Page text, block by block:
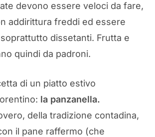
devono essere veloci da fare,
addirittura freddi ed essere
dissetanti. Frutta e
quindi da padroni.
di un piatto estivo
la panzanella.
della tradizione contadina,
il pane raffermo (che